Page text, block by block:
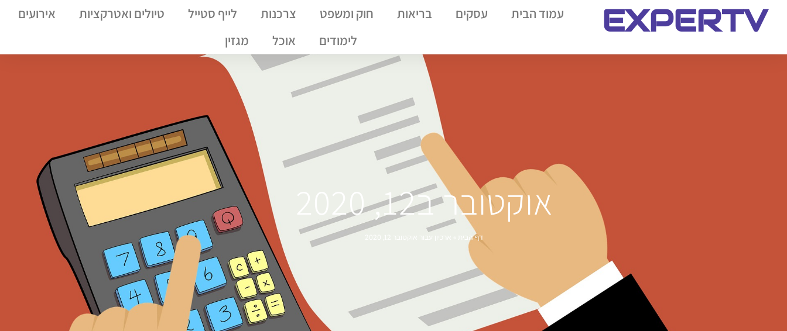
EXPERTV עמוד הבית עסקים בריאות חוק ומשפט צרכנות לייף סטייל טיולים ואטרקציות
אירועים
לימודים
אוכל מגזין
אוקטובר ב12, 2020
דף הבית